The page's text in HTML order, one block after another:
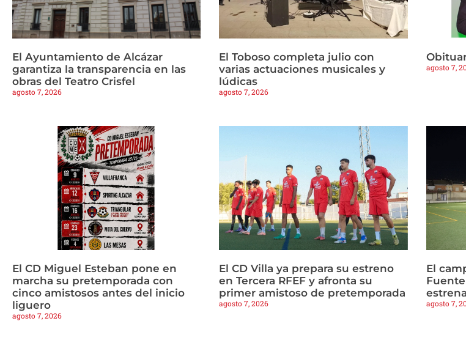
El Ayuntamiento de Alcázar
garantiza la transparencia en las
obras del Teatro Crisfel
agosto 7, 2026
El Toboso completa julio con
varias actuaciones musicales y
lúdicas
agosto 7, 2026
agosto 7,
El CD Miguel Esteban pone en
marcha su pretemporada con
cinco amistosos antes del inicio
liguero
agosto 7, 2026
El CD Villa ya prepara su estreno
en Tercera RFEF y afronta su
primer amistoso de pretemporada
agosto 7, 2026
El
agosto 7,